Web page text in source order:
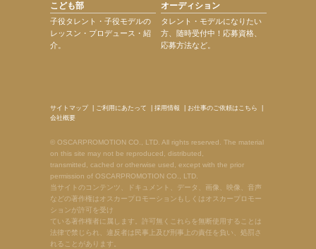
こども部
子役タレント・子役モデルの
レッスン・プロデュース・紹
介。
オーディション
タレント・モデルになりたい
方、随時受付中！応募資格、
応募方法など。
サイトマップ| ご利用にあたって 採用情報 お仕事のご依頼はこちら
会社概要
© OSCARPROMOTION CO., LTD. All rights reserved. The material
on this site may not be reproduced, distributed,
transmitted, cached or otherwise used, except with the prior
permission of OSCARPROMOTION CO., LTD.
当サイトのコンテンツ、ドキュメント、データ、画像、映像、音声
などの著作権はオスカープロモーションもしくはオスカープロモー
ションが許可を受け
ている著作権者に属します。許可無くこれらを無断使用することは
法律で禁じられ、違反者は民事上及び刑事上の責任を負い、処罰さ
れることがあります。